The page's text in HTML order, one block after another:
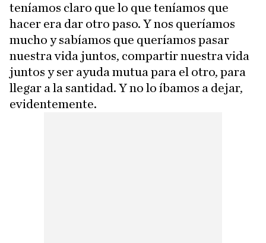
teníamos claro que lo que teníamos que
hacer era dar otro paso. Y nos queríamos
mucho y sabíamos que queríamos pasar
nuestra vida juntos, compartir nuestra vida
juntos y ser ayuda mutua para el otro, para
llegar a la santidad. Y no lo íbamos a dejar,
evidentemente.